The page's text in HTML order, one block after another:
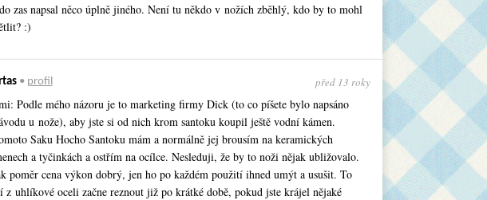
zas napsal něco úplně jiného. Není tu někdo v nožích zběhlý, kdo by to mohl
:)
• profil před 13 roky
Podle mého názoru je to marketing firmy Dick (to co píšete bylo napsáno
u nože), aby jste si od nich krom santoku koupil ještě vodní kámen.
Saku Hocho Santoku mám a normálně jej brousím na keramických
a tyčinkách a ostřím na ocílce. Nesleduji, že by to noži nějak ubližovalo.
poměr cena výkon dobrý, jen ho po každém použití ihned umýt a usušit. To
z uhlíkové oceli začne reznout již po krátké době, pokud jste krájel nějaké